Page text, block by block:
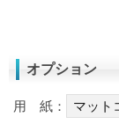
オプション
用 紙：